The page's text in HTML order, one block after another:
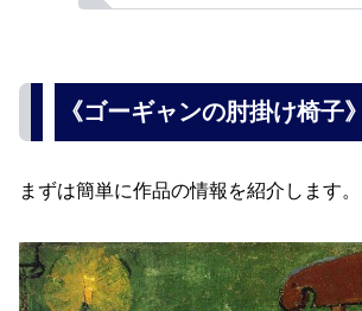
《ゴーギャンの肘掛け椅子》
まずは簡単に作品の情報を紹介します。